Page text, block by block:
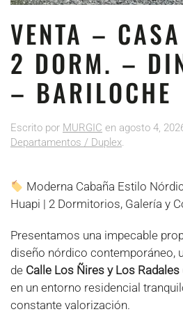
VENTA –
2 DORM. –
– BARILOCHE
Escrito por MURGIC en agosto 4,
Departamentos / Duplex.
Moderna Cabaña Estilo
Huapi | 2 Dormitorios, Galería y
Presentamos una impecable
diseño nórdico contemporáneo,
de Calle Los Ñires y Los Radales
en un entorno residencial
constante valorización.